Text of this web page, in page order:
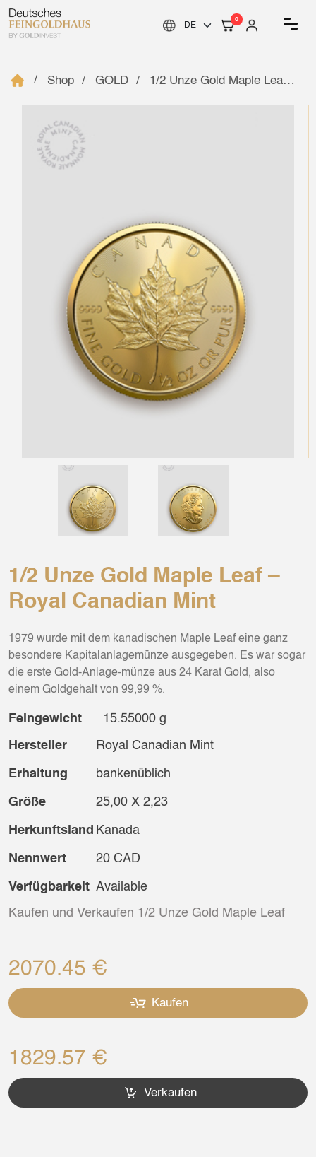
0
Shop GOLD 1/2 Unze Gold Maple Leaf – Royal Canadian Mint
1/2 Unze Gold Maple Leaf –
Royal Canadian Mint
1979 wurde mit dem kanadischen Maple Leaf eine ganz
besondere Kapitalanlagemünze ausgegeben. Es war sogar
die erste Gold-Anlage-münze aus 24 Karat Gold, also
einem Goldgehalt von 99,99 %.
Feingewicht 15.55000 g
Hersteller Royal Canadian Mint
Erhaltung bankenüblich
Größe 25,00 X 2,23
Herkunftsland Kanada
Nennwert 20 CAD
Verfügbarkeit Available
Kaufen und Verkaufen 1/2 Unze Gold Maple Leaf
2070.45 €
Kaufen
1829.57 €
Verkaufen